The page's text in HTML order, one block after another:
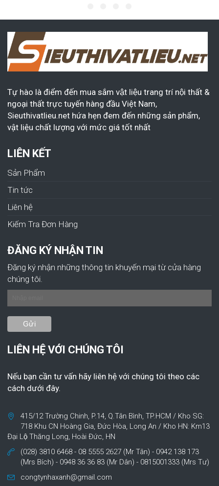
Tự hào là điểm đến mua sắm vật liệu trang trí nội thất &
ngoại thất trực tuyến hàng đầu Việt Nam,
Sieuthivatlieu.net hứa hẹn đem đến những sản phẩm,
vật liệu chất lượng với mức giá tốt nhất
LIÊN KẾT
Sản Phẩm
Tin tức
Liên hệ
Kiếm Tra Đơn Hàng
ĐĂNG KÝ NHẬN TIN
Đăng ký nhận những thông tin khuyến mại từ cửa hàng
chúng tôi.
LIÊN HỆ VỚI CHÚNG TÔI
Nếu bạn cần tư vấn hãy liên hệ với chúng tôi theo các
cách dưới đây.
415/12 Trường Chinh, P.14, Q.Tân Bình, TP.HCM / Kho SG:
718 Khu CN Hoàng Gia, Đức Hòa, Long An / Kho HN: Km13
Đại Lộ Thăng Long, Hoài Đức, HN
(028) 3810 6468 - 08 5555 2627 (Mr Tân) - 0942 138 173
(Mrs Bích) - 0948 36 36 83 (Mr Dân) - 0815001333 (Mrs Tư)
congtynhaxanh@gmail.com